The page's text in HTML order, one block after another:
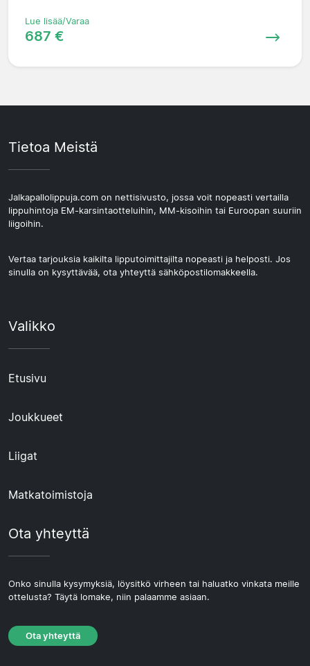
Lue lisää/Varaa
687 €
Tietoa Meistä
Jalkapallolippuja.com on nettisivusto, jossa voit nopeasti vertailla
lippuhintoja EM-karsintaotteluihin, MM-kisoihin tai Euroopan suuriin
liigoihin.
Vertaa tarjouksia kaikilta lipputoimittajilta nopeasti ja helposti. Jos
sinulla on kysyttävää, ota yhteyttä sähköpostilomakkeella.
Valikko
Etusivu
Joukkueet
Liigat
Matkatoimistoja
Ota yhteyttä
Onko sinulla kysymyksiä, löysitkö virheen tai haluatko vinkata meille
ottelusta? Täytä lomake, niin palaamme asiaan.
Ota yhteyttä